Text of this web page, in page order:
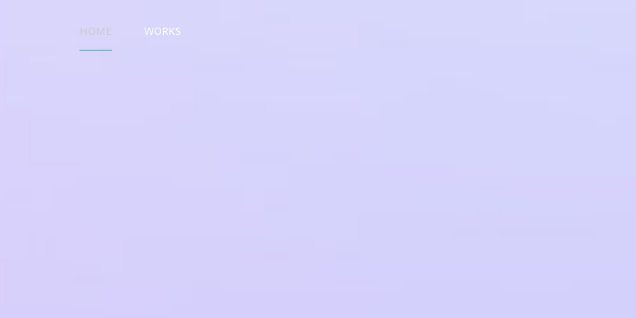
UO WORKS ウオワークス
HOME WORKS